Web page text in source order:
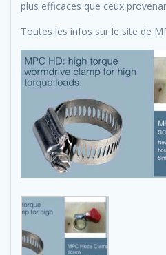
plus efficaces que ceux
Toutes les infos sur le site de